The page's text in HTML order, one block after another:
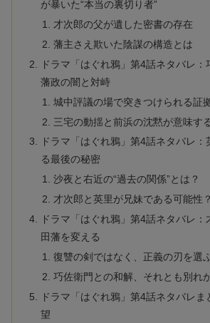
が暴いた“本当の裏切り者”
才次郎の父が遺した密書の存在
藩主さえ欺いた陰謀の構造とは
ドラマ「はぐれ鴉」第4話ネタバレ：
藩政の闇と対峙
城中評議の場で突きつけられる証
三宅の動揺と前浜の沈黙が意味す
ドラマ「はぐれ鴉」第4話ネタバレ：
る最後の秘密
沙夜と右近の“過去の関係”とは？
才次郎と英里が兄妹である可能性？
ドラマ「はぐれ鴉」第4話ネタバレ：
田藩を変える
復讐の剣ではなく、正義の刃を選
巧佐衛門との和解、それとも別れ
ドラマ「はぐれ鴉」第4話ネタバレま
望